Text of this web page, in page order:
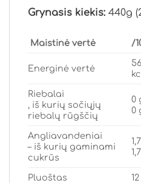
Grynasis kiekis: 440g
Maistinė vertė /
Energinė vertė
Riebalai
, iš kurių sočiųjų
riebalų rūgščių
0
0
Angliavandeniai
– iš kurių gaminami
cukrūs
Pluoštas